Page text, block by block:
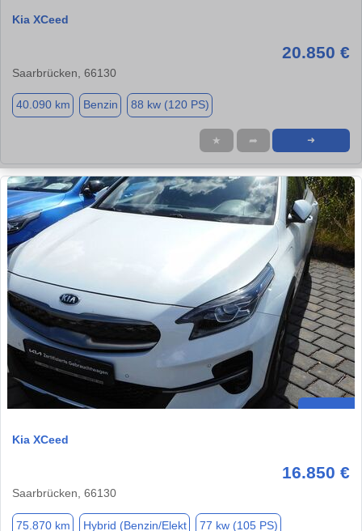
Kia XCeed
20.850 €
Saarbrücken, 66130
40.090 km Benzin 88 kw (120 PS)
★ ➦ ➜
Kia XCeed
16.850 €
Saarbrücken, 66130
75.870 km Hybrid (Benzin/Elekt 77 kw (105 PS)